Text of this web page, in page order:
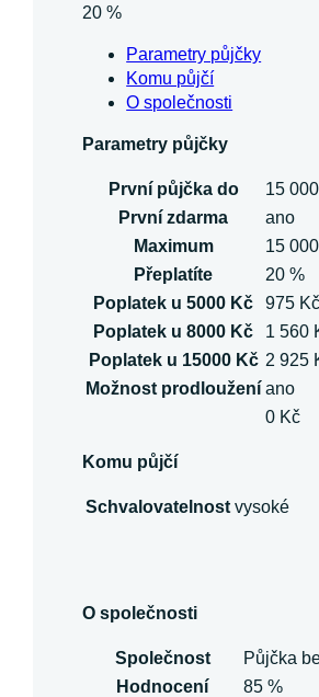
20 %
Parametry půjčky
Komu půjčí
O společnosti
Parametry půjčky
První půjčka do
15
První zdarma
ano
Maximum
15
Přeplatíte
20 %
Poplatek u 5000 Kč
975 Kč
Poplatek u 8000 Kč
1 560
Poplatek u 15000 Kč 2 925
Možnost prodloužení ano
0 Kč
Komu půjčí
Schvalovatelnost vysoké
O společnosti
Společnost
Půjčka
Hodnocení
85 %